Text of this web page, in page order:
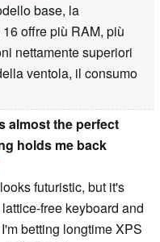
base, la
offre più RAM, più
nettamente superiori
ventola, il consumo
almost the perfect
holds me back
futuristic, but it's
free keyboard and
betting longtime XPS